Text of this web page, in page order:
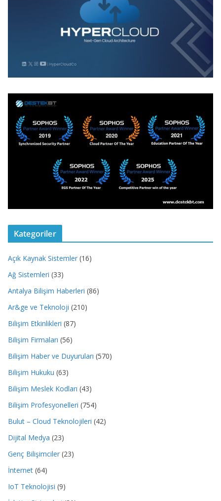
Kategoriler
Açık Kaynak Sistemler (16)
Ağ Sistemleri (33)
Antalya Bilişim Haberleri (86)
Ar&ge ve Teknoloji (210)
Bilişim Etkinlikleri (87)
Bilişim Firmaları (56)
Bilişim Haber ve Duyuruları (570)
Bilişim Hukuku (63)
Bilişim Meslek Kodları (43)
Bilişim Profesyonelleri (754)
Bulut – Cloud Teknolojileri (42)
Dijital Medya (23)
Genç Bilişimciler (23)
İnternet (64)
IoT Teknolojisi (9)